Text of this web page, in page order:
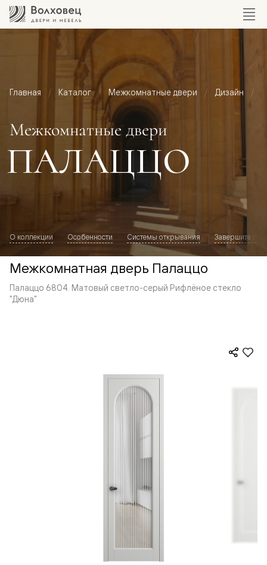
Главная Каталог Межкомнатные двери Дизайн
Межкомнатные двери
ПАЛАЦЦО
О коллекции Особенности Системы открывания Завершите
Межкомнатная дверь Палаццо
Палаццо 6804. Матовый светло-серый Рифлёное стекло
"Дюна"